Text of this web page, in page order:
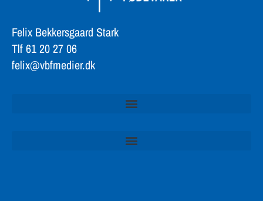
Felix Bekkersgaard Stark
Tlf 61 20 27 06
felix@vbfmedier.dk